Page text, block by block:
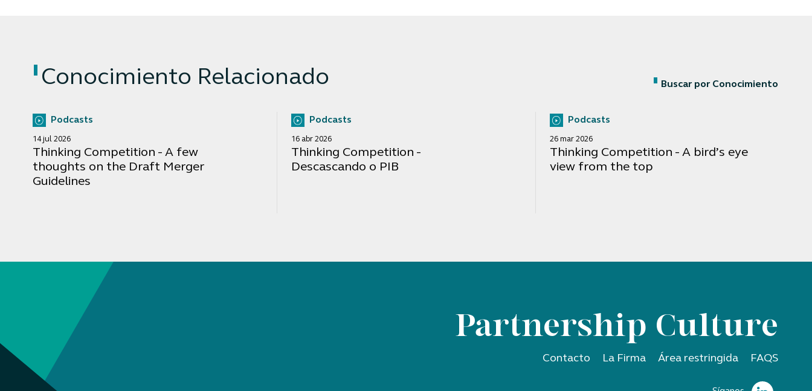
Conocimiento Relacionado Buscar por Conocimiento
Podcasts
14 jul 2026
Thinking Competition - A few
thoughts on the Draft Merger
Guidelines
Podcasts
16 abr 2026
Thinking Competition -
Descascando o PIB
Podcasts
26 mar 2026
Thinking Competition - A bird’s eye
view from the top
Partnership Culture
Contacto La Firma Área restringida FAQS